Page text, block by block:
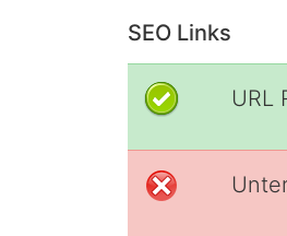
SEO Links
URL